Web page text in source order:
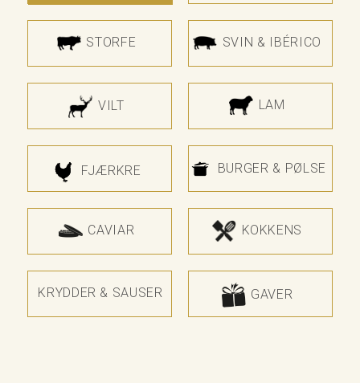
STORFE SVIN & IBÉRICO
VILT LAM
FJÆRKRE BURGER & PØLSE
CAVIAR KOKKENS
KRYDDER & SAUSER GAVER